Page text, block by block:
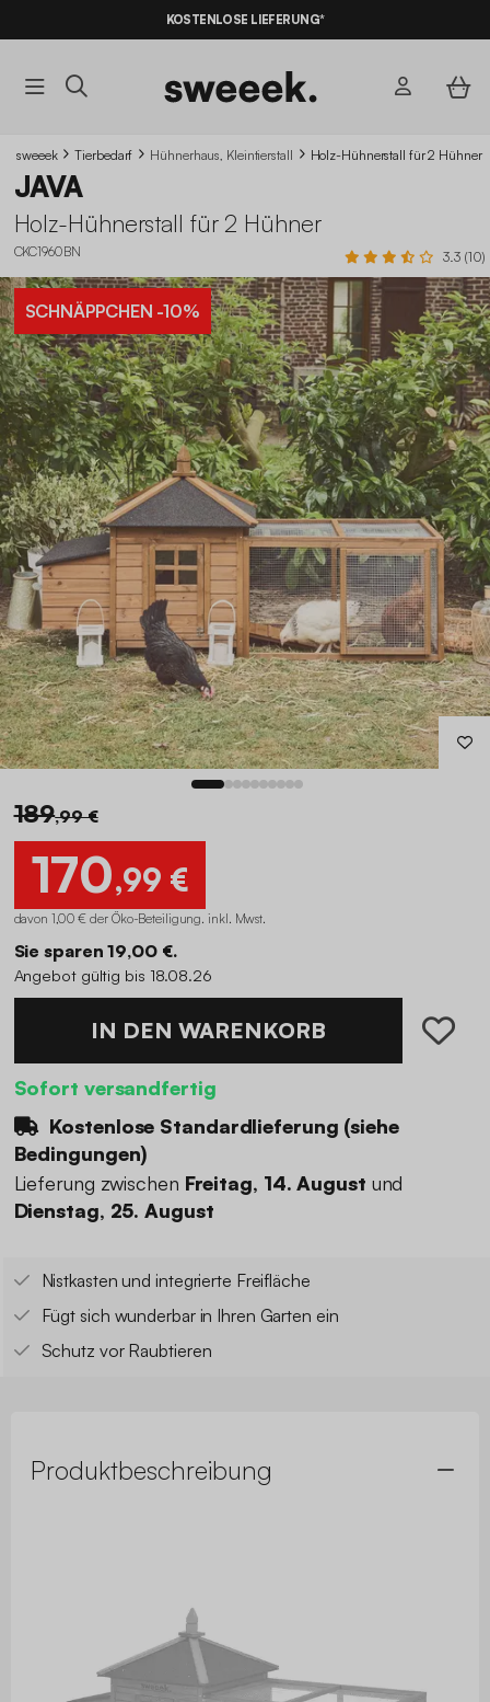
AUF DER SCHNÄPPCHEN* MIT DEM CODE
KOSTENLOSE LIEFERUNG*
sweeek Tierbedarf Hühnerhaus, Kleintierstall Holz-Hühnerstall für 2 Hühner
JAVA
Holz-Hühnerstall für 2 Hühner
CKC1960BN 3.3 (10)
SCHNÄPPCHEN -10%
189,99 €
170,99 €
davon 1,00 € der Öko-Beteiligung. inkl. Mwst.
Sie sparen 19,00 €.
Angebot gültig bis 18.08.26
IN DEN WARENKORB
Sofort versandfertig
Kostenlose Standardlieferung (siehe
Bedingungen)
Lieferung zwischen Freitag, 14. August und
Dienstag, 25. August
Nistkasten und integrierte Freifläche
Fügt sich wunderbar in Ihren Garten ein
Schutz vor Raubtieren
Produktbeschreibung